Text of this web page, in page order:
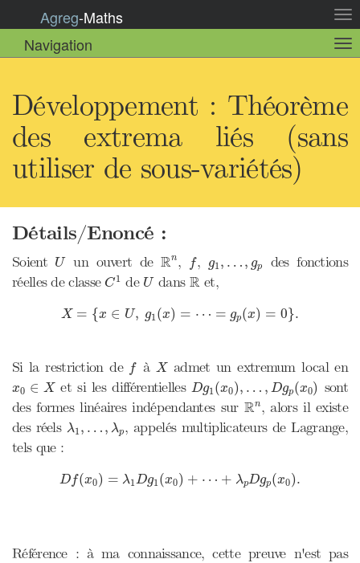
la
Agreg-Maths
Navigation
la
Développement : Théorème
des extrema liés (sans
utiliser de sous-variétés)
Détails/Enoncé :
Soient U
Uun ouvert deRn
Rn, f, g1 , …, gp
g1 p
des fonctions
réelles de classe C1
C1 de U
Udans R
R et,
X = {x ∈ U, g1 (x) = ⋯ = gp(x) = 0}.
={ x∈U g 1(x ( x)=
Si la restriction de f
f àX
Xadmet un extremum local en
x0 ∈ X
x ∈ X et si les différentiellesDg1(x0), … , Dgp(x0)
Dg1(x 0) gp( x0 )
sont
des formes linéaires indépendantes sur Rn
Rn, alors il existe
des réels λ1, …, λp
λ p , appelés multiplicateurs de Lagrange,
tels que :
Df(x0) = λ1Dg1(x0) + ⋯ + λpDgp(x0).
Df(x 0 λ1 Dg1 (x0 ) + λ D gp( x0)
Référence : à ma connaissance, cette preuve n'est pas